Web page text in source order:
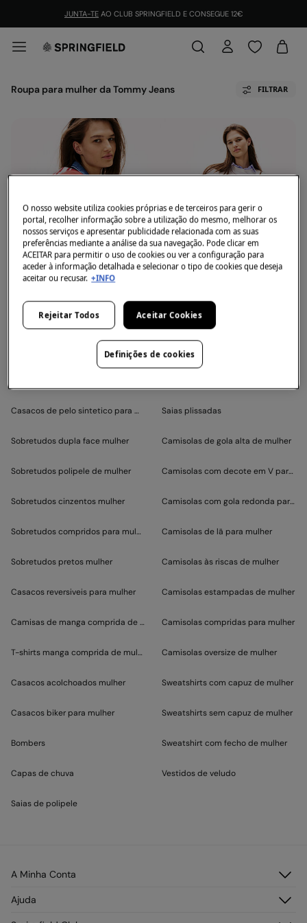
JUNTA-TE AO CLUB SPRINGFIELD E CONSEGUE 12€
Roupa para mulher da Tommy Jeans FILTRAR
Neste momento não temos artigos em stock da
categoria selecionada.
Mas não te preocupes, temos imensos artigos que
podem ser teus.
Categorias de primavera-verão mais visitadas
Sobretudos acolchoados mulher
Casacos de pelo sintetico para mulher
Sobretudos dupla face mulher
Sobretudos polipele de mulher
Sobretudos cinzentos mulher
Sobretudos compridos para mulher
Sobretudos pretos mulher
Casacos reversiveis para mulher
Camisas de manga comprida de mulher
T-shirts manga comprida de mulher
Casacos acolchoados mulher
Casacos biker para mulher
Bombers
Capas de chuva
Saias de polipele
Saias compridas e maxi
Saias plissadas
Camisolas de gola alta de mulher
Camisolas com decote em V para
Camisolas com gola redonda para
Camisolas de lã para mulher
Camisolas às riscas de mulher
Camisolas estampadas de mulher
Camisolas compridas para mulher
Camisolas oversize de mulher
Sweatshirts com capuz de mulher
Sweatshirts sem capuz de mulher
Sweatshirt com fecho de mulher
Vestidos de veludo
A Minha Conta
Registar-se
Ajuda
O nosso website utiliza cookies próprias e de terceiros para gerir o
portal, recolher informação sobre a utilização do mesmo, melhorar os
nossos serviços e apresentar publicidade relacionada com as suas
preferências mediante a análise da sua navegação. Pode clicar em
ACEITAR para permitir o uso de cookies ou ver a configuração para
aceder à informação detalhada e selecionar o tipo de cookies que deseja
aceitar ou recusar. +INFO
Rejeitar Todos Aceitar Cookies
Definições de cookies